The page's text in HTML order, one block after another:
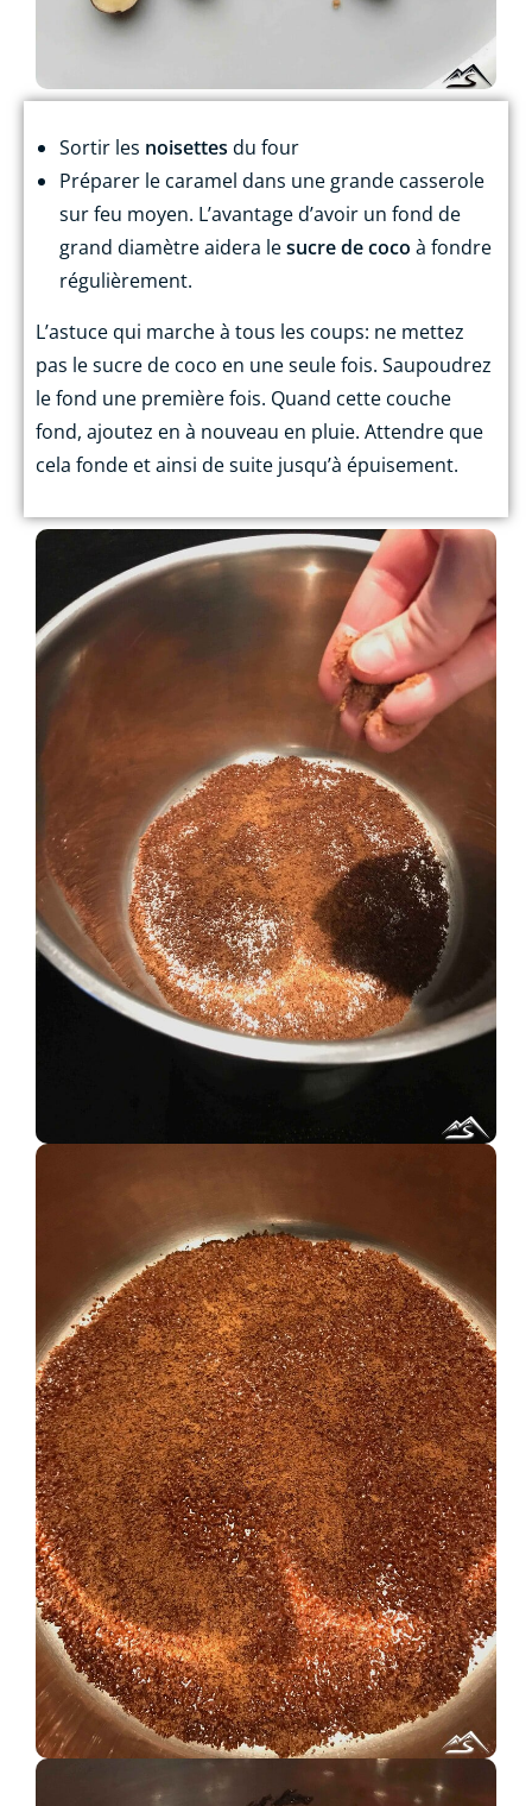
Sortir les noisettes du four
Préparer le caramel dans une grande casserole
sur feu moyen. L’avantage d’avoir un fond de
grand diamètre aidera lesucre de coco à fondre
régulièrement.
L’astuce qui marche à tous les coups: ne mettez
pas le sucre de coco en une seule fois. Saupoudrez
le fond une première fois. Quand cette couche
fond, ajoutez en à nouveau en pluie. Attendre que
cela fonde et ainsi de suite jusqu’à épuisement.